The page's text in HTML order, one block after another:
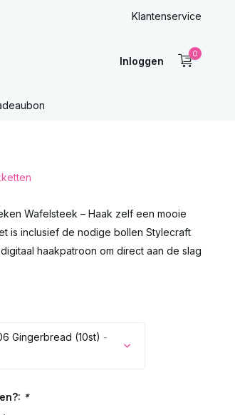
Klantenservice
Inloggen
0
Wafelsteek – Haak zelf een mooie
is inclusief de nodige bollen Stylecraft
haakpatroon om direct aan de slag
Gingerbread (10st) -
*